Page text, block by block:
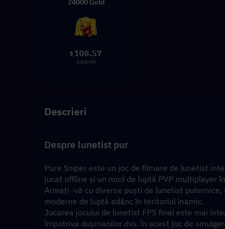
24000 Gold
$ 108.57
119.99
Descrieri
Despre lunetist pur
Pure Sniper este un joc de filmare de lunetist
jucat offline și un mod de luptă PVP multiplayer
Armați -vă cu diverse puști de lunetist
moderne de luptă adânc în teritoriul inamic.
Jucarea jocului de lunetist FPS final este mai
împotriva dușmanilor dvs. în acest joc de